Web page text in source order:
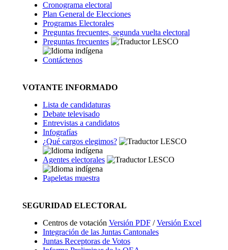
Cronograma electoral
Plan General de Elecciones
Programas Electorales
Preguntas frecuentes, segunda vuelta electoral
Preguntas frecuentes
Contáctenos
VOTANTE INFORMADO
Lista de candidaturas
Debate televisado
Entrevistas a candidatos
Infografías
¿Qué cargos elegimos?
Agentes electorales
Papeletas muestra
SEGURIDAD ELECTORAL
Centros de votación Versión PDF/Versión Excel
Integración de las Juntas Cantonales
Juntas Receptoras de Votos